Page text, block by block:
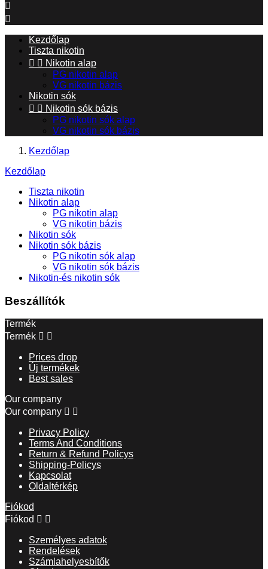


Kezdőlap
Tiszta nikotin
  Nikotin alap
PG nikotin alap
VG nikotin bázis
Nikotin sók
  Nikotin sók bázis
PG nikotin sók alap
VG nikotin sók bázis
Kezdőlap
Kezdőlap
Tiszta nikotin
Nikotin alap
PG nikotin alap
VG nikotin bázis
Nikotin sók
Nikotin sók bázis
PG nikotin sók alap
VG nikotin sók bázis
Nikotin-és nikotin sók
Beszállítók
Termék
Termék  
Prices drop
Új termékek
Best sales
Our company
Our company  
Privacy Policy
Terms And Conditions
Return & Refund Policys
Shipping-Policys
Kapcsolat
Oldaltérkép
Fiókod
Fiókod  
Személyes adatok
Rendelések
Számlahelyesbítők